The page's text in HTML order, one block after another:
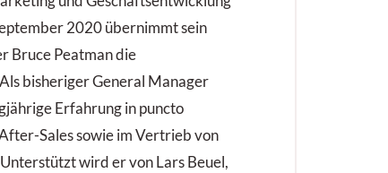
2020 übernimmt sein
Bruce Peatman die
bisheriger General Manager
Erfahrung in puncto
Sales sowie im Vertrieb von
wird er von Lars Beuel,